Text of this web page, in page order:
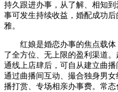
持久跟进办事，从了解、相知
事可发生持续收益，婚配成功
雅。
红娘是婚恋办事的焦点载体
了全方位、无上限的盈利渠道
通线上店肆后，可自从建立曲播
通过曲播间互动、撮合独身男
播打赏、专场相亲办事费。常态